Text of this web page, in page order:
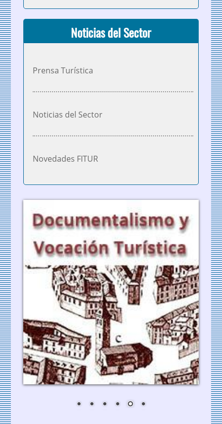
Noticias del Sector
Prensa Turística
Noticias del Sector
Novedades FITUR